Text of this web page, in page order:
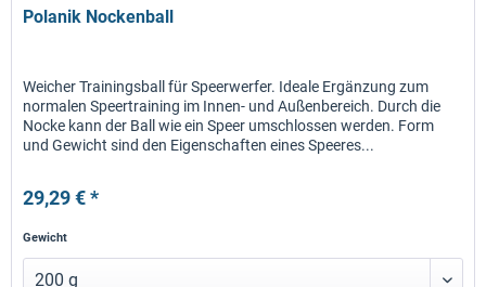
Polanik Nockenball
Weicher Trainingsball für Speerwerfer. Ideale Ergänzung zum
normalen Speertraining im Innen- und Außenbereich. Durch die
Nocke kann der Ball wie ein Speer umschlossen werden. Form
und Gewicht sind den Eigenschaften eines Speeres...
29,29 € *
Gewicht